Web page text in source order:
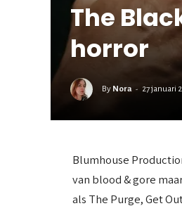
The
horror
By Nora 27 januari
Blumhouse
van blood & gore
als The Purge, Get